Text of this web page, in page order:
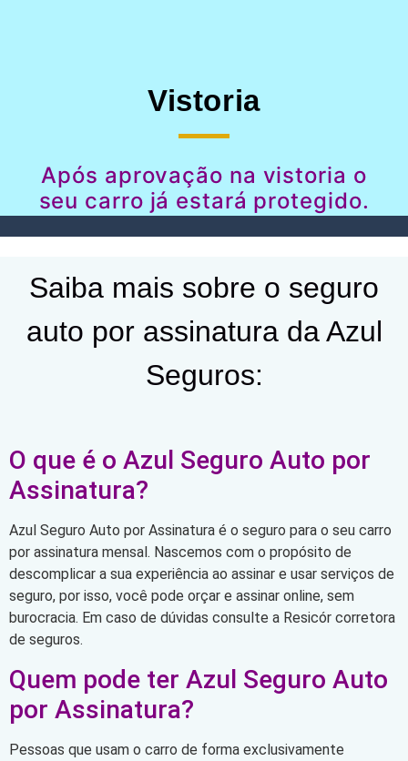
Vistoria
Após aprovação na vistoria o
seu carro já estará protegido.
Saiba mais sobre o seguro
auto por assinatura da Azul
Seguros:
O que é o Azul Seguro Auto por
Assinatura?
Azul Seguro Auto por Assinatura é o seguro para o seu carro
por assinatura mensal. Nascemos com o propósito de
descomplicar a sua experiência ao assinar e usar serviços de
seguro, por isso, você pode orçar e assinar online, sem
burocracia. Em caso de dúvidas consulte a Resicór corretora
de seguros.
Quem pode ter Azul Seguro Auto
por Assinatura?
Pessoas que usam o carro de forma exclusivamente